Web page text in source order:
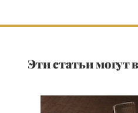
Эти статьи могут